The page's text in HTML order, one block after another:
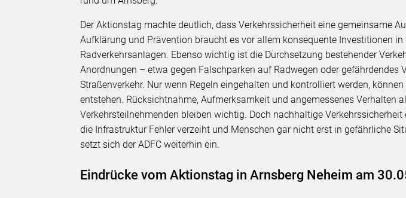
Der Aktionstag machte deutlich, dass Verkehrssicherheit eine gemeinsame
Aufklärung und Prävention braucht es vor allem konsequente Investitionen in
Radverkehrsanlagen. Ebenso wichtig ist die Durchsetzung bestehender
Anordnungen – etwa gegen Falschparken auf Radwegen oder gefährdendes
Straßenverkehr. Nur wenn Regeln eingehalten und kontrolliert werden,
entstehen. Rücksichtnahme, Aufmerksamkeit und angemessenes Verhalten
Verkehrsteilnehmenden bleiben wichtig. Doch nachhaltige
die Infrastruktur Fehler verzeiht und Menschen gar nicht erst in gefährliche
setzt sich der ADFC weiterhin ein.
Eindrücke vom Aktionstag in Arnsberg Neheim am